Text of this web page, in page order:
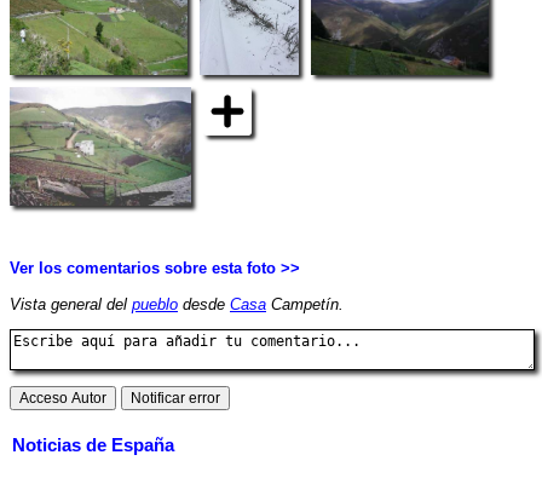
Ver los comentarios sobre esta foto >>
Vista general del pueblo desde Casa Campetín.
Noticias de España